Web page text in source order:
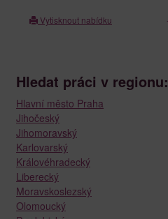
Vytisknout nabídku
Hledat práci v regionu:
Hlavní město Praha
Jihočeský
Jihomoravský
Karlovarský
Královéhradecký
Liberecký
Moravskoslezský
Olomoucký